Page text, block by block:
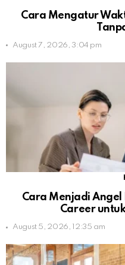
Cara Mengatur
August 7, 2026, 3:04 pm
Cara Menjadi
Career
August 5, 2026, 12:35 am